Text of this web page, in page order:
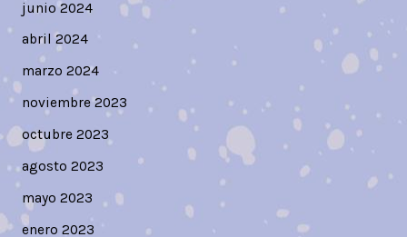
junio 2024
abril 2024
marzo 2024
noviembre 2023
octubre 2023
agosto 2023
mayo 2023
enero 2023